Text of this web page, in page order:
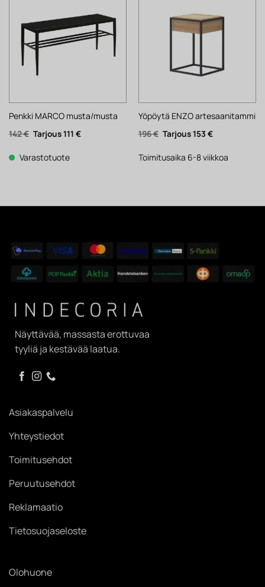
Penkki MARCO musta/musta
142€ Alkuperäinen
hinta
142 €.
111 €Nykyinen
Varastotuote
Yöpöytä ENZO artesaanitammi
196€ Alkuperäinen
hinta
196 €.
153 €Nykyinen
153 €.
Toimitusaika 6-8 viikkoa
Näyttävää, massasta erottuvaa
tyyliä ja kestävää laatua.
Asiakaspalvelu
Yhteystiedot
Toimitusehdot
Peruutusehdot
Reklamaatio
Tietosuojaseloste
Olohuone